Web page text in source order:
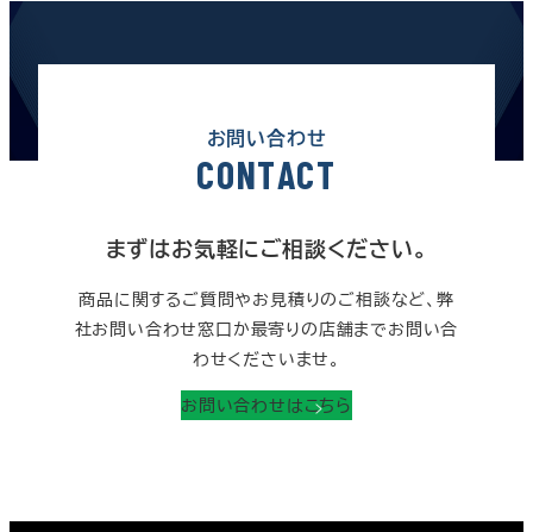
お問い合わせ
CONTACT
まずはお気軽にご相談ください。
商品に関するご質問やお見積りのご相談など、弊
社お問い合わせ窓口か最寄りの店舗までお問い合
わせくださいませ。
お問い合わせはこちら